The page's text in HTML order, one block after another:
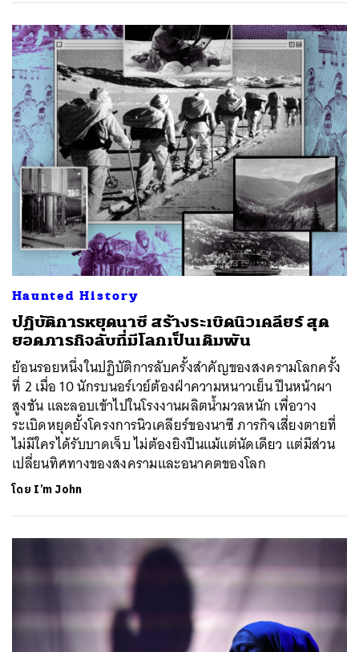
Haunted History
ปฏิบัติการหยุดนาซี สร้างระเบิดนิวเคลียร์ สุด
ยอดภารกิจลับที่มีโลกเป็นเดิมพัน
ย้อนรอยหนึ่งในปฏิบัติการลับครั้งสำคัญของสงครามโลกครั้ง
ที่ 2 เมื่อ 10 นักรบนอร์เวย์ต้องฝ่าความหนาวเย็น ปีนหน้าผา
สูงชัน และลอบเข้าไปในโรงงานผลิตน้ำมวลหนัก เพื่อวาง
ระเบิดหยุดยั้งโครงการนิวเคลียร์ของนาซี ภารกิจเสี่ยงตายที่
ไม่มีใครได้รับบาดเจ็บ ไม่ต้องยิงปืนแม้แต่นัดเดียว แต่มีส่วน
เปลี่ยนทิศทางของสงครามและอนาคตของโลก
โดย I’m John